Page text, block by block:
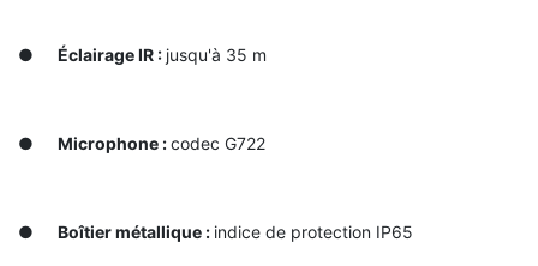
● Éclairage IR : jusqu'à 35 m
● Microphone :сodec G722
● Boîtier métallique : indice de protection ІР65